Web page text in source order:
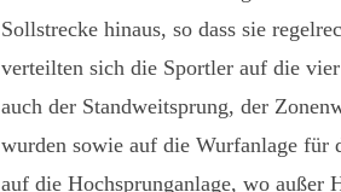
Sollstrecke hinaus, so dass sie
verteilten sich die Sportler auf die
auch der Standweitsprung, der
wurden sowie auf die Wurfanlage
auf die Hochsprunganlage, wo außer